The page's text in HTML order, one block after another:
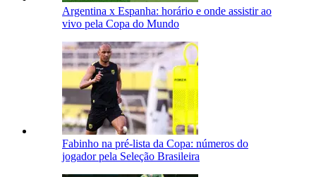
Argentina x Espanha: horário e onde assistir ao
vivo pela Copa do Mundo
Fabinho na pré-lista da Copa: números do
jogador pela Seleção Brasileira